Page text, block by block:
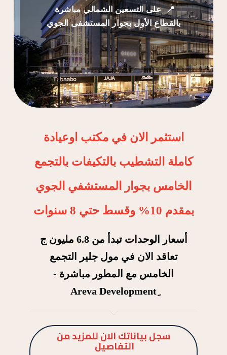
📍 علىالتسعين الشمالي مباشرة
بالقطاع الأول بجوار المستشفى الجوي
استثمر الان في مكتب اوعيادة
كاملة التشطيب بالتكيفات بالتجمع
الخامس بجوار المستشفي الجوي
بمقدم 10% وقسط حتي 8 سنوات
أسعار الوحدات تبدأ من 6.8 مليون ج
تعاقد الان في مول جلير التجمع
الخامس مع المطور مباشرة -
سجل بياناتك الان للمزيد من
التفاصيل